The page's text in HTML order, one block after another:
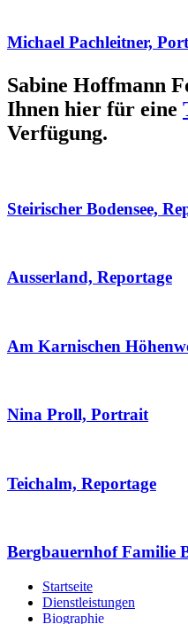
Michael Pachleitner,
Sabine Hoffmann
Ihnen hier für eine
Verfügung.
Steirischer Bodensee,
Ausserland, Reportage
Am Karnischen
Nina Proll, Portrait
Teichalm, Reportage
Bergbauernhof Familie
Startseite
Dienstleistungen
Biographie